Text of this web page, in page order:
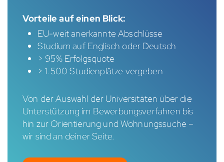
Vorteile auf einen Blick:
EU-weit anerkannte Abschlüsse
Studium auf Englisch oder Deutsch
> 95% Erfolgsquote
> 1.500 Studienplätze vergeben
Von der Auswahl der Universitäten über die
Unterstützung im Bewerbungsverfahren bis
hin zur Orientierung und Wohnungssuche –
wir sind an deiner Seite.